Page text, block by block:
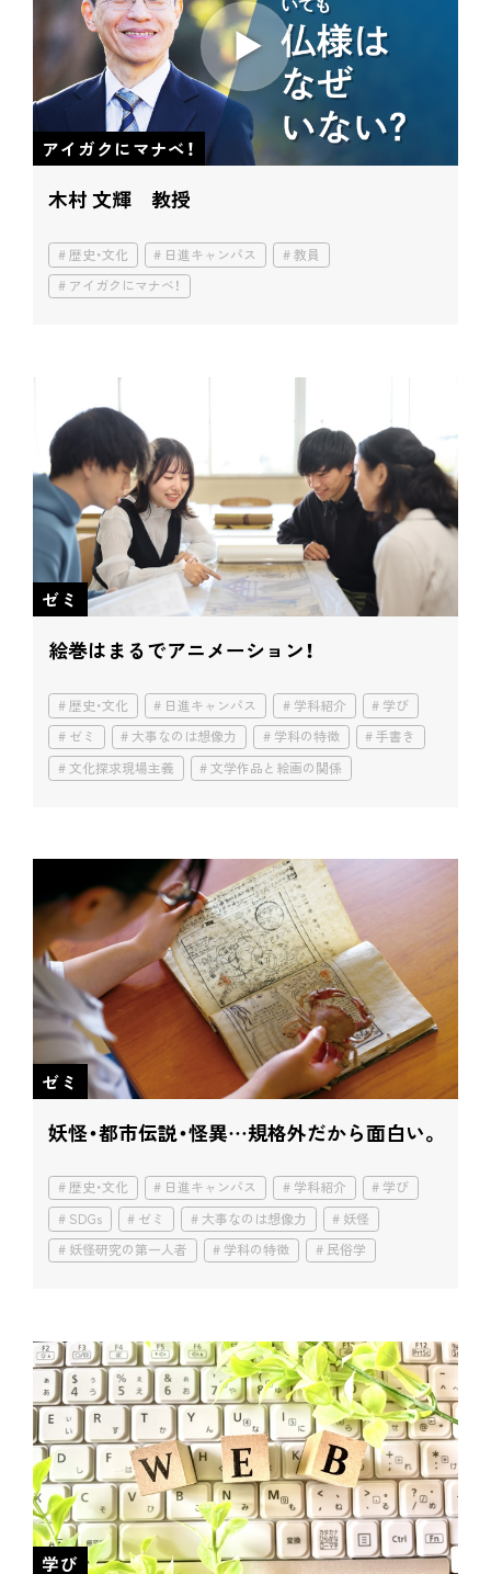
アイガクにマナベ！
木村 文輝 教授
歴史・文化 日進キャンパス
教員
アイガクにマナベ！
ゼミ
絵巻はまるでアニメーション！
歴史・文化 日進キャンパス 学科紹介
学び
ゼミ
大事なのは想像力 学科の特徴
手書き
文化探求現場主義
文学作品と絵画の関係
ゼミ
妖怪・都市伝説・怪異…規格外だから面白い。
歴史・文化 日進キャンパス 学科紹介
学び
SDGs
ゼミ 大事なのは想像力
妖怪
妖怪研究の第一人者
学科の特徴 民俗学
学び